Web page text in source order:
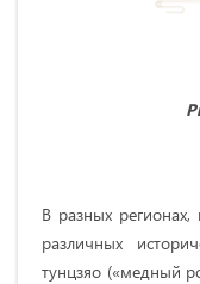
В разных регионах,
различных
тунцзяо («медный